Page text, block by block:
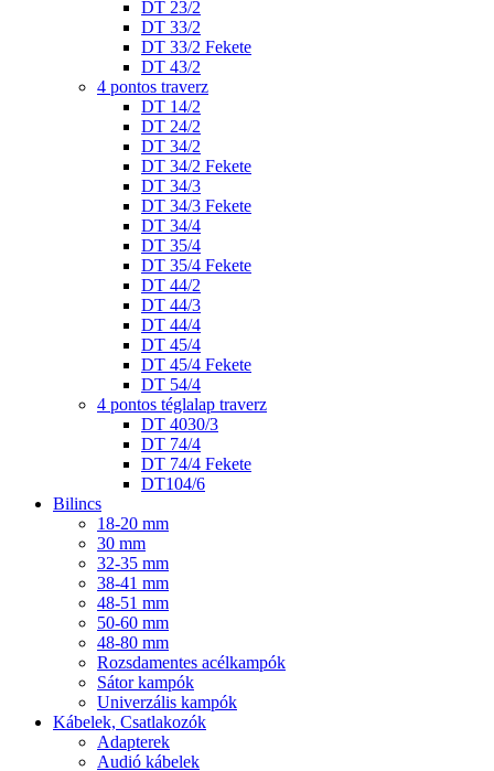
DT 23/2
DT 33/2
DT 33/2 Fekete
DT 43/2
4 pontos traverz
DT 14/2
DT 24/2
DT 34/2
DT 34/2 Fekete
DT 34/3
DT 34/3 Fekete
DT 34/4
DT 35/4
DT 35/4 Fekete
DT 44/2
DT 44/3
DT 44/4
DT 45/4
DT 45/4 Fekete
DT 54/4
4 pontos téglalap traverz
DT 4030/3
DT 74/4
DT 74/4 Fekete
DT104/6
Bilincs
18-20 mm
30 mm
32-35 mm
38-41 mm
48-51 mm
50-60 mm
48-80 mm
Rozsdamentes acélkampók
Sátor kampók
Univerzális kampók
Kábelek, Csatlakozók
Adapterek
Audió kábelek